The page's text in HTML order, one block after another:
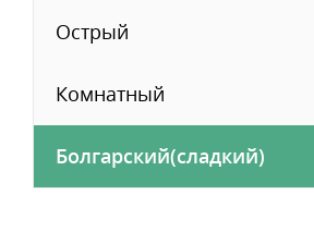
Острый
Комнатный
Болгарский(сладкий)